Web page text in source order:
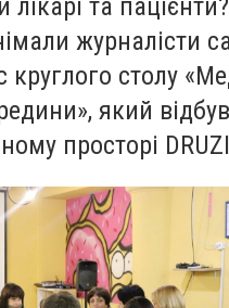
лікарі та пацієнти?
журналісти
круглого столу
який
просторі DRUZI